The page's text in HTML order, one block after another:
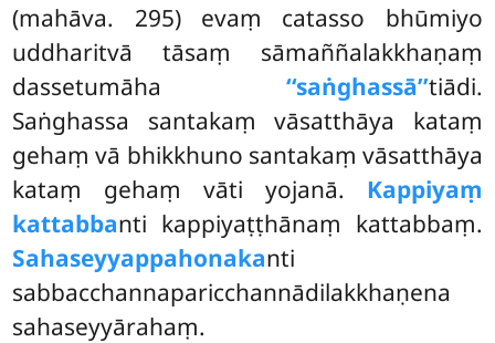
(mahāva. 295) evaṃ catasso bhūmiyo
uddharitvā tāsaṃ sāmaññalakkhaṇaṃ
dassetumāha ‘‘saṅghassā’’tiādi.
Saṅghassa santakaṃ vāsatthāya kataṃ
gehaṃ vā bhikkhuno santakaṃ vāsatthāya
kataṃ gehaṃ vāti yojanā. Kappiyaṃ
kattabbanti kappiyaṭṭhānaṃ kattabbaṃ.
Sahaseyyappahonakanti
sabbacchannaparicchannādilakkhaṇena
sahaseyyārahaṃ.